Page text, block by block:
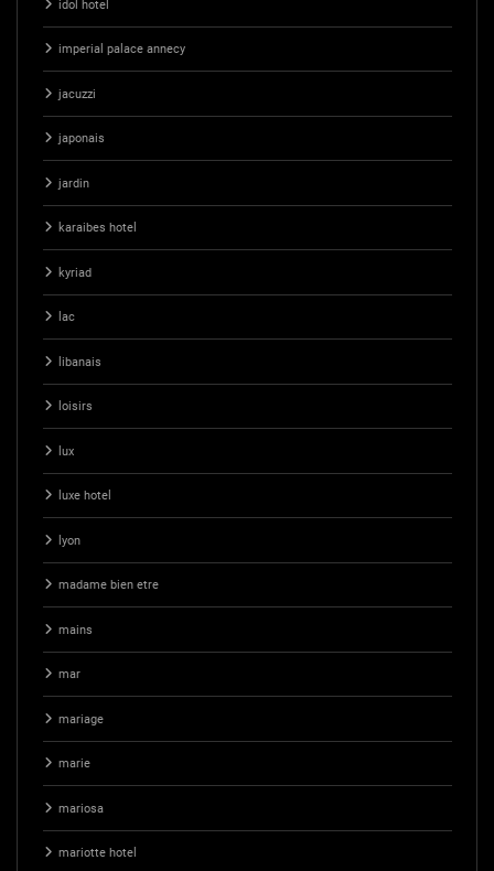
idol hotel
imperial palace annecy
jacuzzi
japonais
jardin
karaibes hotel
kyriad
lac
libanais
loisirs
lux
luxe hotel
lyon
madame bien etre
mains
mar
mariage
marie
mariosa
mariotte hotel